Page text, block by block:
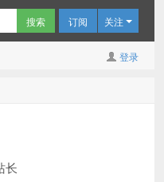
订阅 关注
登录
长